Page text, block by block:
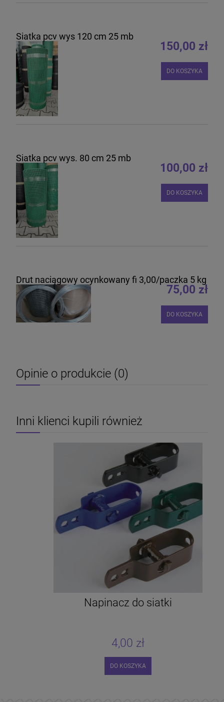
Siatka pcv wys 120 cm 25 mb
150,00 zł
DO KOSZYKA
Siatka pcv wys. 80 cm 25 mb
100,00 zł
DO KOSZYKA
Drut naciągowy ocynkowany fi 3,00/paczka 5 kg
75,00 zł
DO KOSZYKA
Opinie o produkcie (0)
Inni klienci kupili również
Napinacz do siatki
4,00 zł
DO KOSZYKA